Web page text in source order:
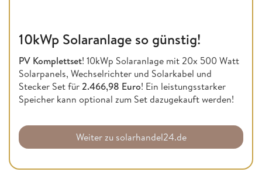
10kWp Solaranlage so günstig!
PV Komplettset! 10kWp Solaranlage mit 20x 500 Watt
Solarpanels, Wechselrichter und Solarkabel und
Stecker Set für2.466,98 Euro! Ein leistungsstarker
Speicher kann optional zum Set dazugekauft werden!
Weiter zu solarhandel24.de